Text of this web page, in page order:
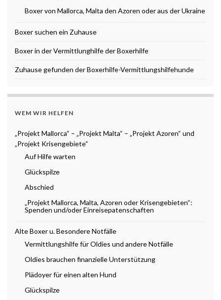
Boxer von Mallorca, Malta den Azoren oder aus der Ukraine
Boxer suchen ein Zuhause
Boxer in der Vermittlunghilfe der Boxerhilfe
Zuhause gefunden der Boxerhilfe-Vermittlungshilfehunde
WEM WIR HELFEN
„Projekt Mallorca“ – „Projekt Malta“ – „Projekt Azoren“ und
„Projekt Krisengebiete“
Auf Hilfe warten
Glückspilze
Abschied
„Projekt Mallorca, Malta, Azoren oder Krisengebieten“:
Spenden und/oder Einreisepatenschaften
Alte Boxer u. Besondere Notfälle
Vermittlungshilfe für Oldies und andere Notfälle
Oldies brauchen finanzielle Unterstützung
Plädoyer für einen alten Hund
Glückspilze